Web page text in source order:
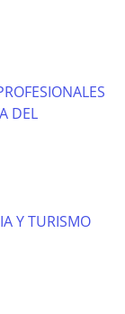
DEL
Y TURISMO